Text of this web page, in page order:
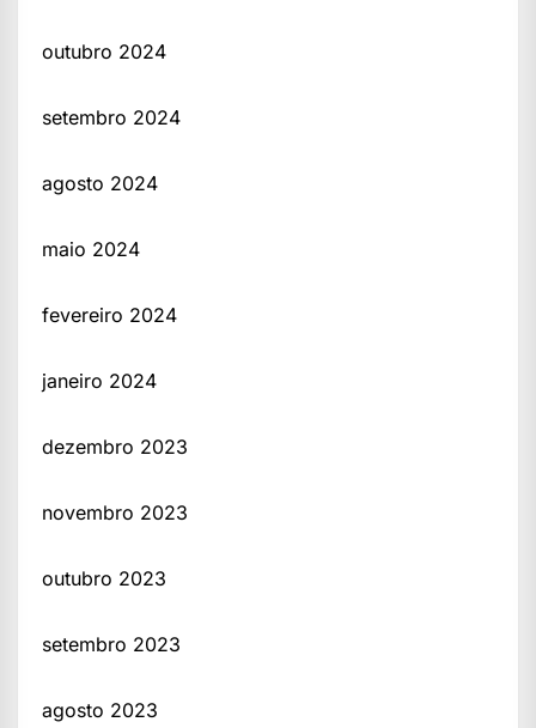
outubro 2024
setembro 2024
agosto 2024
maio 2024
fevereiro 2024
janeiro 2024
dezembro 2023
novembro 2023
outubro 2023
setembro 2023
agosto 2023